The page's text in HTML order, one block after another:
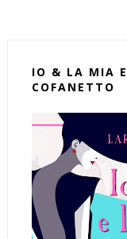
IO & LA MIA
COFANETTO